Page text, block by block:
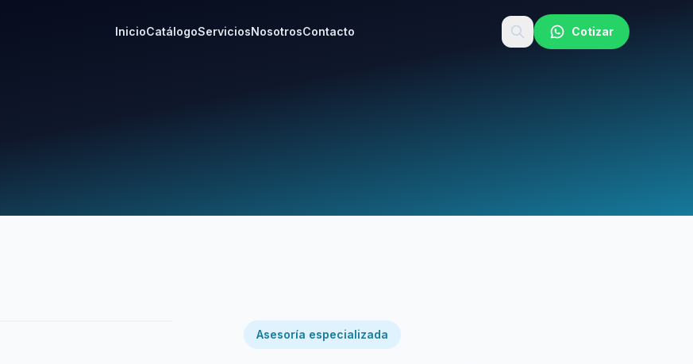
InicioCatálogoServiciosNosotrosContacto Cotizar
Asesoría especializada